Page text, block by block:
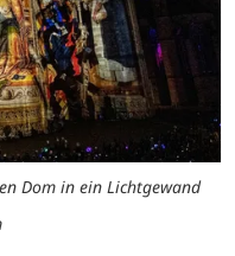
Dom in ein Lichtgewand